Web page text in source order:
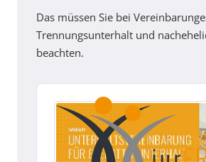
Das müssen Sie bei
Trennungsunterhalt und
beachten.